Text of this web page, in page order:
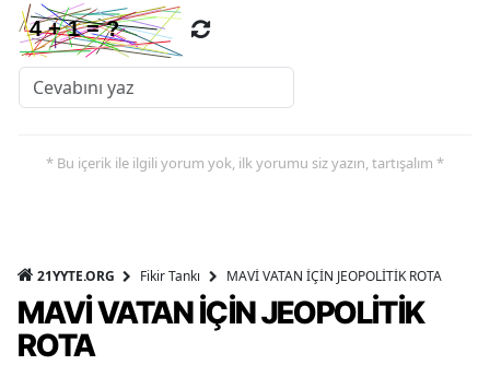
* Bu içerik ile ilgili yorum yok, ilk yorumu siz yazın, tartışalım *
21YYTE.ORG Fikir Tankı MAVİ VATAN İÇİN JEOPOLİTİK ROTA
MAVİ VATAN İÇİN JEOPOLİTİK
ROTA